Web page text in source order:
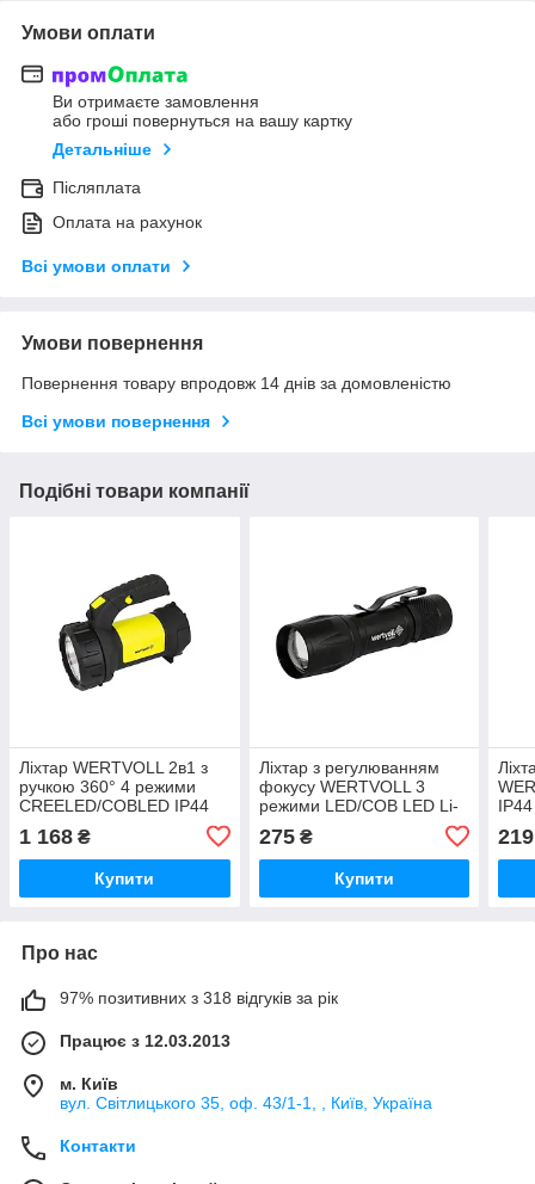
Умови оплати
Ви отримаєте замовлення
або гроші повернуться на вашу картку
Детальніше
Післяплата
Оплата на рахунок
Всі умови оплати
Умови повернення
Повернення товару впродовж 14 днів за домовленістю
Всі умови повернення
Подібні товари компанії
Ліхтар WERTVOLL 2в1 з
ручкою 360° 4 режими
CREELED/COBLED IP44
K/130 lum ABS 180х94х143
мм
1 168 ₴
Купити
Ліхтар з регулюванням
фокусу WERTVOLL 3
режими LED/COB LED Li-
ion 800 mAh/t 8000 K/100
lum AL 91х26 мм
275₴
Купити
219
Про нас
97% позитивних з 318 відгуків за рік
Працює з 12.03.2013
м. Київ
вул. Світлицького 35, оф. 43/1-1, , Київ, Україна
Контакти